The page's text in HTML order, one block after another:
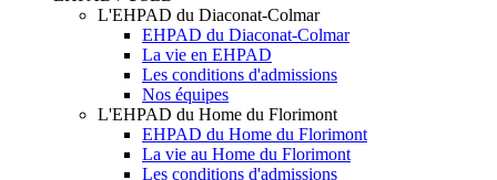
L'EHPAD du Diaconat-Colmar
EHPAD du Diaconat-Colmar
La vie en EHPAD
Les conditions d'admissions
Nos équipes
L'EHPAD du Home du Florimont
EHPAD du Home du Florimont
La vie au Home du Florimont
Les conditions d'admissions